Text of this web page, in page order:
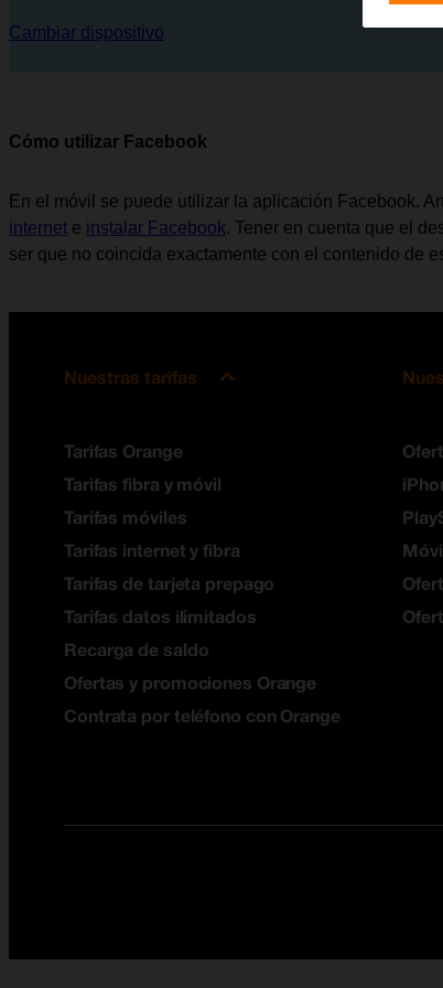
Cambiar dispositivo
Cómo utilizar Facebook
En el móvil se puede utilizar la aplicación Facebook.
internet e instalar Facebook. Tener en cuenta que el
ser que no coincida exactamente con el contenido de
Nuestras tarifas
Tarifas Orange
Tarifas fibra y móvil
Tarifas móviles
Tarifas internet y fibra
Tarifas de tarjeta prepago
Tarifas datos ilimitados
Recarga de saldo
Ofertas y promociones Orange
Contrata por teléfono con Orange